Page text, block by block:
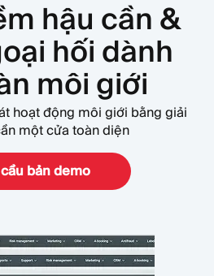
hậu cần &
hối dành
môi giới
hoạt động môi giới bằng giải
một cửa toàn diện
bản demo
Quyền chọn nhị phân
Sàn giao dịch và Thanh
toán bù trừ
THÊM